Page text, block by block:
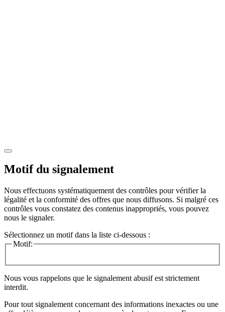
Motif du signalement
Nous effectuons systématiquement des contrôles pour vérifier la
légalité et la conformité des offres que nous diffusons. Si malgré ces
contrôles vous constatez des contenus inappropriés, vous pouvez
nous le signaler.
Sélectionnez un motif dans la liste ci-dessous :
Motif:
Nous vous rappelons que le signalement abusif est strictement
interdit.
Pour tout signalement concernant des informations inexactes ou une